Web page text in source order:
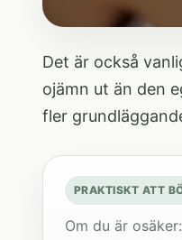
Det är också
ojämn ut än den
fler
PRAKTISKT ATT
Om du är